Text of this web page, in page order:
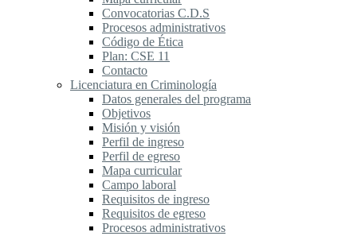
Convocatorias C.D.S
Procesos administrativos
Código de Ética
Plan: CSE 11
Contacto
Licenciatura en Criminología
Datos generales del programa
Objetivos
Misión y visión
Perfil de ingreso
Perfil de egreso
Mapa curricular
Campo laboral
Requisitos de ingreso
Requisitos de egreso
Procesos administrativos